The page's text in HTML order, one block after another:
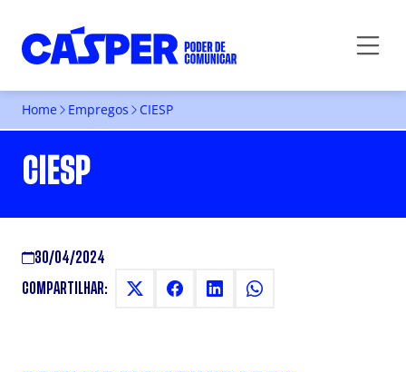
Home Empregos CIESP
CIESP
30/04/2024
COMPARTILHAR: